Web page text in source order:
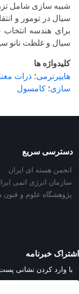
شبیه سازی شامل
سیال در تومور و
برای هندسه انتخاب
سیال و غلظت نانو
کلیدواژه ها
هایپرترمی؛ ذرات
سازی؛ کامسول
دسترسی سریع
انجمن هسته ای ایران
سازمان انرژی اتمی
پژوهشگاه علوم و فنون
اشتراک خبرنامه
با وارد کردن نشانی پست